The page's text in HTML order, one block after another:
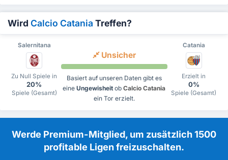
Wird Calcio Catania Treffen?
Salernitana Catania
Zu Null Spiele in
20%
Spiele (Gesamt)
Unsicher
Basiert auf unseren Daten gibt es
eine Ungewisheit ob Calcio Catania
ein Tor erzielt.
Erzielt in
0%
Spiele (Gesamt)
Werde Premium-Mitglied, um zusätzlich 1500
profitable Ligen freizuschalten.